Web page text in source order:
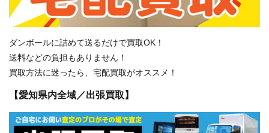
ダンボールに詰めて送るだけで買取OK！
送料などの負担もありません！
買取方法に迷ったら、宅配買取がオススメ！
【愛知県内全域／出張買取】